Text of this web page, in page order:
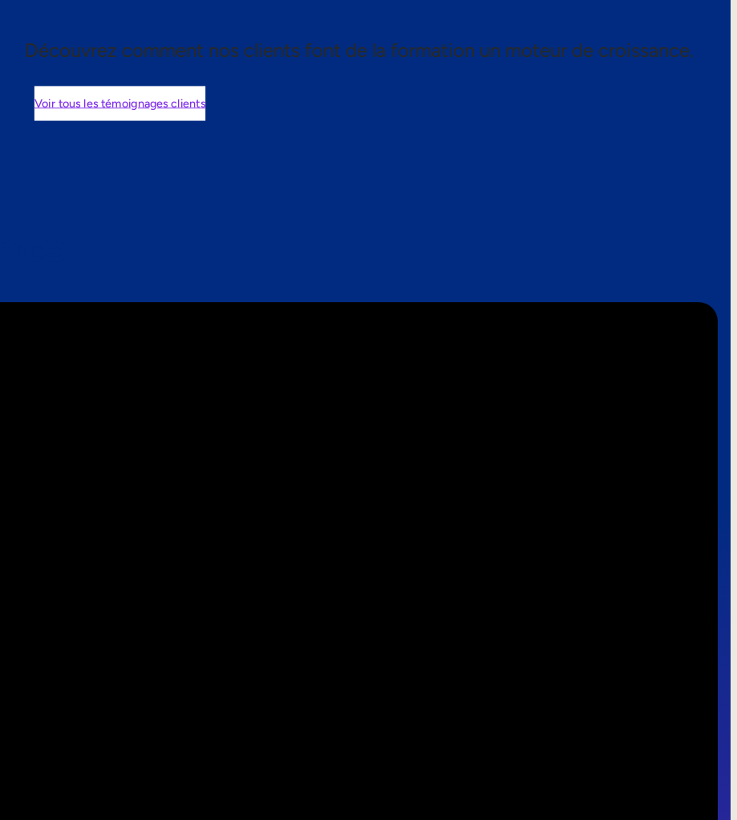
Découvrez comment nos clients font de la formation un moteur de croissance.
Voir tous les témoignages clients